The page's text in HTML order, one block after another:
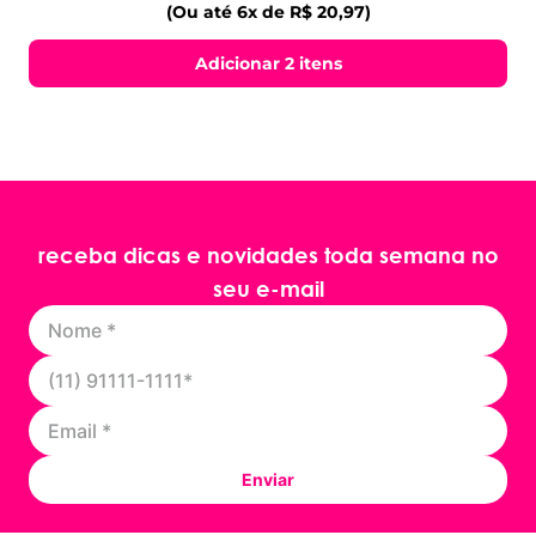
(Ou até 6x de R$ 20,97)
Adicionar 2 itens
receba dicas e novidades toda semana no
seu e-mail
Enviar